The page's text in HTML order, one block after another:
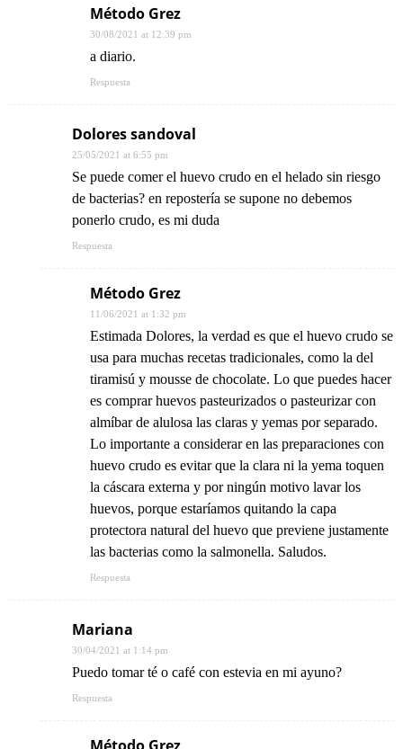
Método Grez
30/08/2021 at 12:39 pm
a diario.
Respuesta
Dolores sandoval
25/05/2021 at 6:55 pm
Se puede comer el huevo crudo en el helado sin riesgo
de bacterias? en repostería se supone no debemos
ponerlo crudo, es mi duda
Respuesta
Método Grez
11/06/2021 at 1:32 pm
Estimada Dolores, la verdad es que el huevo crudo se
usa para muchas recetas tradicionales, como la del
tiramisú y mousse de chocolate. Lo que puedes hacer
es comprar huevos pasteurizados o pasteurizar con
almíbar de alulosa las claras y yemas por separado.
Lo importante a considerar en las preparaciones con
huevo crudo es evitar que la clara ni la yema toquen
la cáscara externa y por ningún motivo lavar los
huevos, porque estaríamos quitando la capa
protectora natural del huevo que previene justamente
las bacterias como la salmonella. Saludos.
Respuesta
Mariana
30/04/2021 at 1:14 pm
Puedo tomar té o café con estevia en mi ayuno?
Respuesta